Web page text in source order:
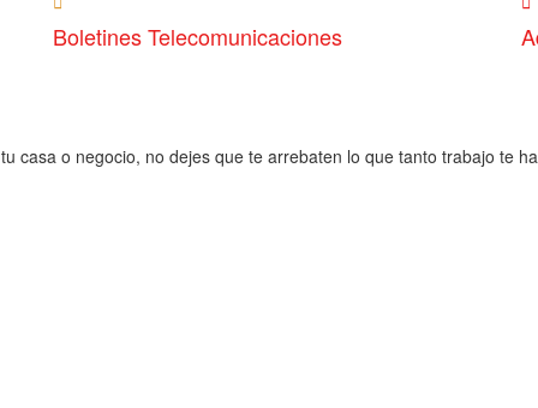
Boletines Telecomunicaciones
casa o negocio, no dejes que te arrebaten lo que tanto trabajo te